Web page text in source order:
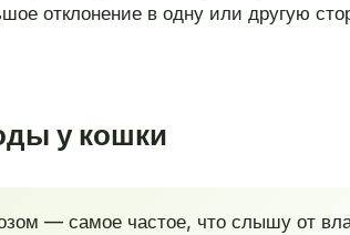
отклонение в одну или другую
у кошки
— самое частое, что слышу от